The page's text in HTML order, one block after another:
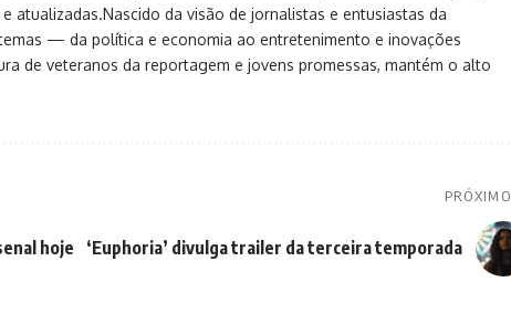
atualizadas.Nascido da visão de jornalistas e entusiastas da
— da política e economia ao entretenimento e inovações
de veteranos da reportagem e jovens promessas, mantém o alto
hoje
PRÓXIMO
‘Euphoria’ divulga trailer da terceira temporada